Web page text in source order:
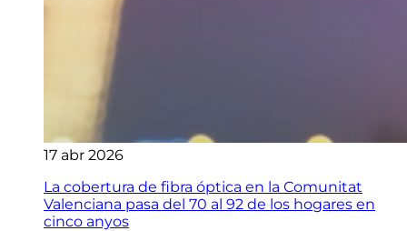
17 abr 2026
La cobertura de fibra óptica en la Comunitat
Valenciana pasa del 70 al 92 de los hogares en
cinco anyos